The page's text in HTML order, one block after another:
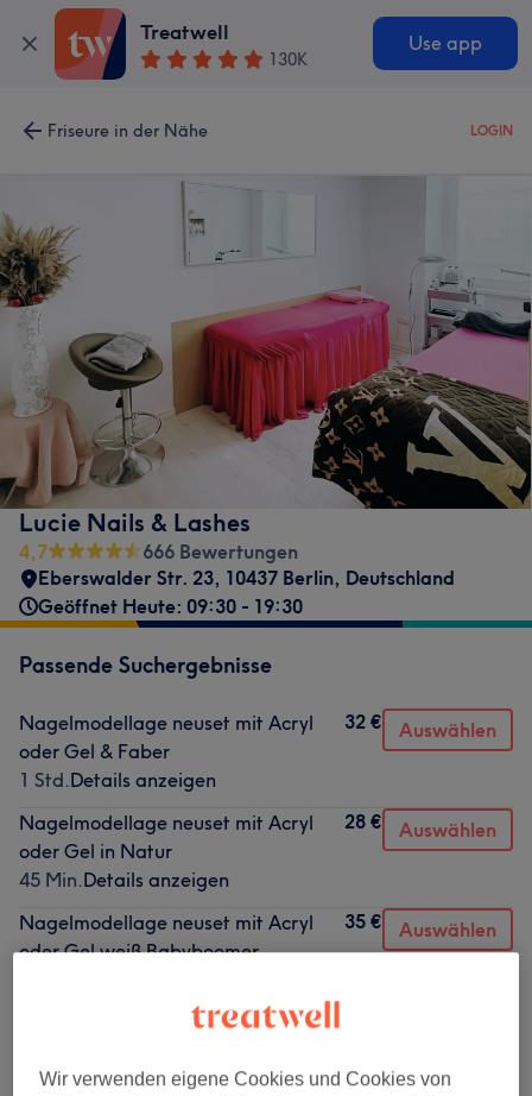
Treatwell
130K
Use app
Friseure in der Nähe LOGIN
Lucie Nails & Lashes
4,7
666 Bewertungen
Eberswalder Str. 23, 10437 Berlin, Deutschland
Geöffnet Heute: 09:30 - 19:30
Passende Suchergebnisse
Nagelmodellage neuset mit Acryl
oder Gel & Faber
1 Std.Details anzeigen
32 € Auswählen
Nagelmodellage neuset mit Acryl
oder Gel in Natur
45 Min.Details anzeigen
28 € Auswählen
Nagelmodellage neuset mit Acryl
oder Gel weiß Babyboomer
35 € Auswählen
Nagelmodellage neuset mit Gel oder
1 Std. Details anzeigen
Wir verwenden eigene Cookies und Cookies von